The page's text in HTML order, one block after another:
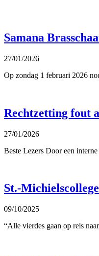
Samana
27/01/2026
Op zondag 1 februari 2026
Rechtzetting fout
27/01/2026
Beste Lezers Door een
St.-
09/10/2025
“Alle vierdes gaan op reis